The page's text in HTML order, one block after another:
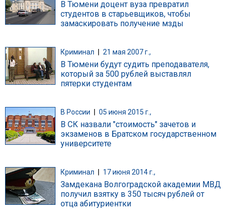
В Тюмени доцент вуза превратил
студентов в старьевщиков, чтобы
замаскировать получение мзды
Криминал 21 мая 2007 г.,
В Тюмени будут судить преподавателя,
который за 500 рублей выставлял
пятерки студентам
В России 05 июня 2015 г.,
В СК назвали "стоимость" зачетов и
экзаменов в Братском государственном
университете
Криминал 17 июня 2014 г.,
Замдекана Волгоградской академии МВД
получил взятку в 350 тысяч рублей от
отца абитуриентки